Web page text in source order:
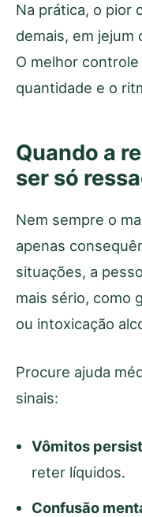
Na prática, o pior
demais, em jejum
O melhor
quantidade e o
Quando a
ser só
Nem sempre o
apenas
situações, a
mais sério, como
ou intoxicação
Procure ajuda
sinais:
Vômitos
reter líquidos.
Confusão